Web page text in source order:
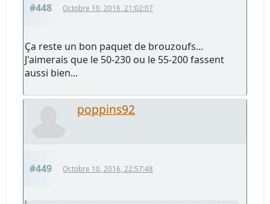
#448 Octobre 10, 2016, 21:02:07
Ça reste un bon paquet de brouzoufs...
J'aimerais que le 50-230 ou le 55-200 fassent
aussi bien...
poppins92
#449 Octobre 10, 2016, 22:57:48